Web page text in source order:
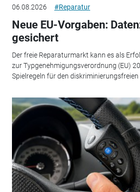
06.08.2026 #Reparatur
Neue EU-Vorgaben:
gesichert
Der freie Reparaturmarkt kann es als
zur Typgenehmigungsverordnung (EU)
Spielregeln für den diskriminierungsfreien